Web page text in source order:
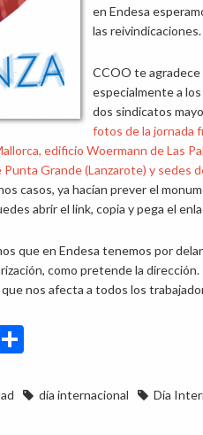
en Endesa
las reivindicaciones.
CCOO te agradece
especialmente a
dos sindicatos
fotos de la jornada
edificio Woermann de Las
Grande (Lanzarote) y sedes
casos, ya hacían prever el
abrir el link, copia y pega el
que en Endesa tenemos por
como pretende la
nos afecta a todos los
día internacional Día